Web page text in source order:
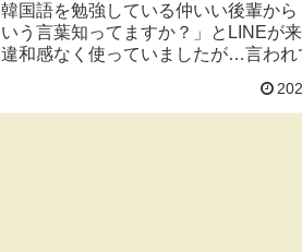
韓国語を勉強している仲いい後輩か
いう言葉知ってますか？」とLINEが
違和感なく使っていましたが…言われ